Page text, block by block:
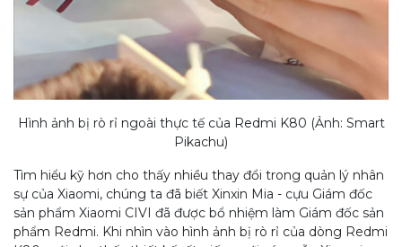
Hình ảnh bị rò rỉ ngoài thực tế của Redmi K80 (Ảnh: Smart
Pikachu)
Tìm hiểu kỹ hơn cho thấy nhiều thay đổi trong quản lý nhân
sự của Xiaomi, chúng ta đã biết Xinxin Mia - cựu Giám đốc
sản phẩm Xiaomi CIVI đã được bổ nhiệm làm Giám đốc sản
phẩm Redmi. Khi nhìn vào hình ảnh bị rò rỉ của dòng Redmi